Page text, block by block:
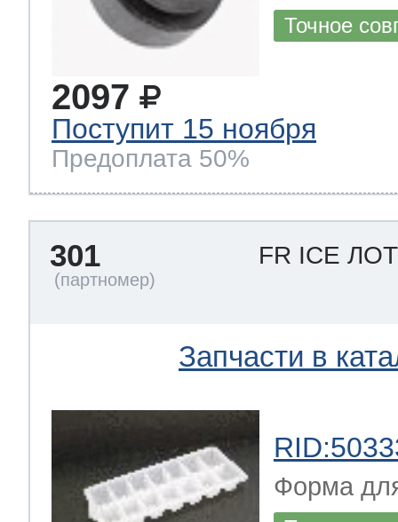
Точное
2097
Поступит 15 ноября
Предоплата 50%
301 FR ICE
Запчасти в
Форма